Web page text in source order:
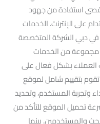
استفادة من جهود
على الإنترنت. الخدمات
في دبي الشركة المتخصصة
من الخدمات
العملاء بشكل فعال على
تقوم بتقييم شامل لموقع
وتجربة المستخدم، وتحديد
تحميل الموقع للتأكد من
والمستخدمين. بينما